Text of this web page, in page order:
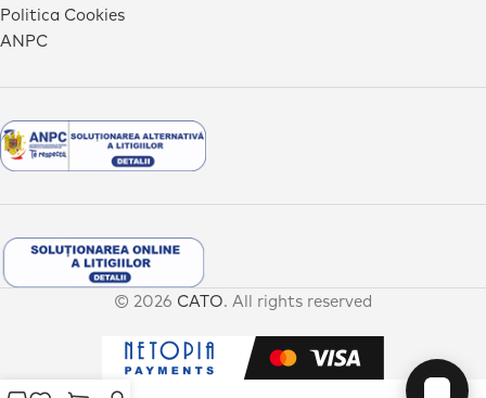
Politica Cookies
ANPC
© 2026 CATO. All rights reserved